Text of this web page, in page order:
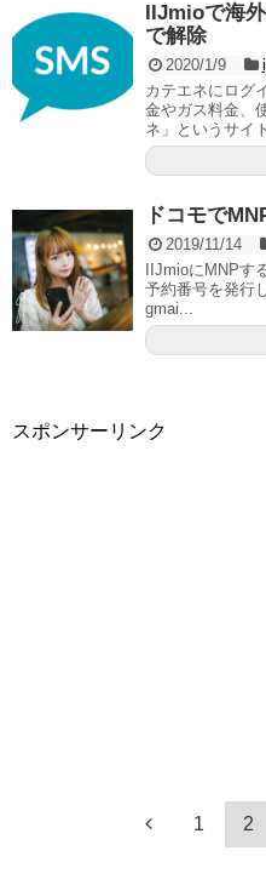
IIJmioで海
で解除
2020/1/9
カテエネにログ
金やガス料金、
ネ」というサイ
ドコモで
2019/11/14
IIJmioにMNPす
予約番号を発行
gmai...
スポンサーリンク
1 2